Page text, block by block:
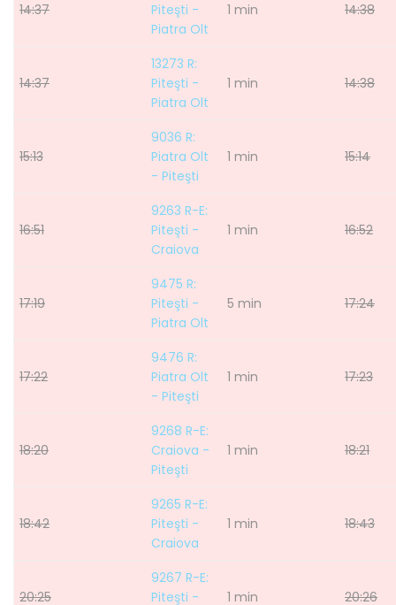
14:37
Piteşti -
Piatra Olt
1 min 14:38
14:37
13273 R:
Piteşti -
Piatra Olt
1 min 14:38
15:13
9036 R:
Piatra Olt
- Piteşti
1 min 15:14
16:51
9263 R-E:
Piteşti -
Craiova
1 min 16:52
17:19
9475 R:
Piteşti -
Piatra Olt
5 min 17:24
17:22
9476 R:
Piatra Olt
- Piteşti
1 min 17:23
18:20
9268 R-E:
Craiova -
Piteşti
1 min 18:21
18:42
9265 R-E:
Piteşti -
Craiova
1 min 18:43
20:25
9267 R-E:
Piteşti -
1 min 20:26